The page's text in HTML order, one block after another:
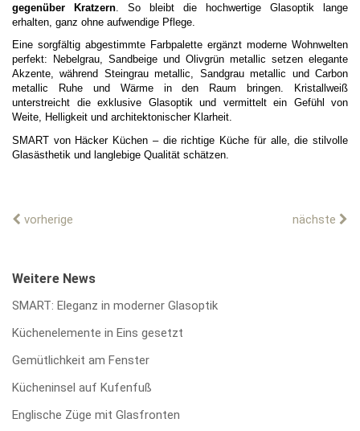
gegenüber Kratzern . So bleibt die hochwertige Glasoptik lange
erhalten, ganz ohne aufwendige Pflege.
Eine sorgfältig abgestimmte Farbpalette ergänzt moderne Wohnwelten
perfekt: Nebelgrau, Sandbeige und Olivgrün metallic setzen elegante
Akzente, während Steingrau metallic, Sandgrau metallic und Carbon
metallic Ruhe und Wärme in den Raum bringen. Kristallweiß
unterstreicht die exklusive Glasoptik und vermittelt ein Gefühl von
Weite, Helligkeit und architektonischer Klarheit.
SMART von Häcker Küchen – die richtige Küche für alle, die stilvolle
Glasästhetik und langlebige Qualität schätzen.
vorherige nächste
Weitere News
SMART: Eleganz in moderner Glasoptik
Küchenelemente in Eins gesetzt
Gemütlichkeit am Fenster
Kücheninsel auf Kufenfuß
Englische Züge mit Glasfronten